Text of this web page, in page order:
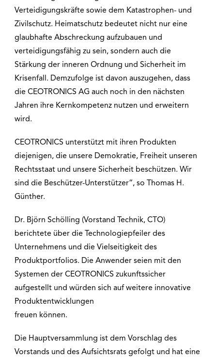
Verteidigungskräfte sowie dem Katastrophen- und
Zivilschutz. Heimatschutz bedeutet nicht nur eine
glaubhafte Abschreckung aufzubauen und
verteidigungsfähig zu sein, sondern auch die
Stärkung der inneren Ordnung und Sicherheit im
Krisenfall. Demzufolge ist davon auszugehen, dass
die CEOTRONICS AG auch noch in den nächsten
Jahren ihre Kernkompetenz nutzen und erweitern
wird.
CEOTRONICS unterstützt mit ihren Produkten
diejenigen, die unsere Demokratie, Freiheit unseren
Rechtsstaat und unsere Sicherheit beschützen. Wir
sind die Beschützer-Unterstützer“, so Thomas H.
Günther.
Dr. Björn Schölling (Vorstand Technik, CTO)
berichtete über die Technologiepfeiler des
Unternehmens und die Vielseitigkeit des
Produktportfolios. Die Anwender seien mit den
Systemen der CEOTRONICS zukunftssicher
aufgestellt und würden sich auf weitere innovative
Produktentwicklungen
freuen können.
Die Hauptversammlung ist dem Vorschlag des
Vorstands und des Aufsichtsrats gefolgt und hat eine